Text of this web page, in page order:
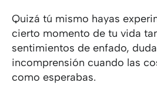
Quizá tú mismo hayas
cierto momento de tu vida
sentimientos de enfado,
incomprensión cuando las
como esperabas.